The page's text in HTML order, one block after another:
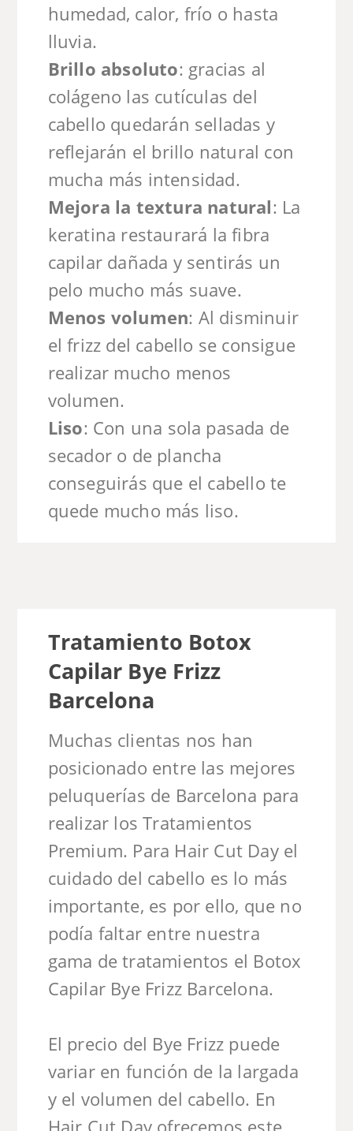
humedad, calor, frío o hasta
lluvia.
Brillo absoluto: gracias al
colágeno las cutículas del
cabello quedarán selladas y
reflejarán el brillo natural con
mucha más intensidad.
Mejora la textura natural: La
keratina restaurará la fibra
capilar dañada y sentirás un
pelo mucho más suave.
Menos volumen: Al disminuir
el frizz del cabello se consigue
realizar mucho menos
volumen.
Liso: Con una sola pasada de
secador o de plancha
conseguirás que el cabello te
quede mucho más liso.
Tratamiento Botox
Capilar Bye Frizz
Barcelona
Muchas clientas nos han
posicionado entre las mejores
peluquerías de Barcelona para
realizar los Tratamientos
Premium. Para Hair Cut Day el
cuidado del cabello es lo más
importante, es por ello, que no
podía faltar entre nuestra
gama de tratamientos el Botox
Capilar Bye Frizz Barcelona.
El precio del Bye Frizz puede
variar en función de la largada
y el volumen del cabello. En